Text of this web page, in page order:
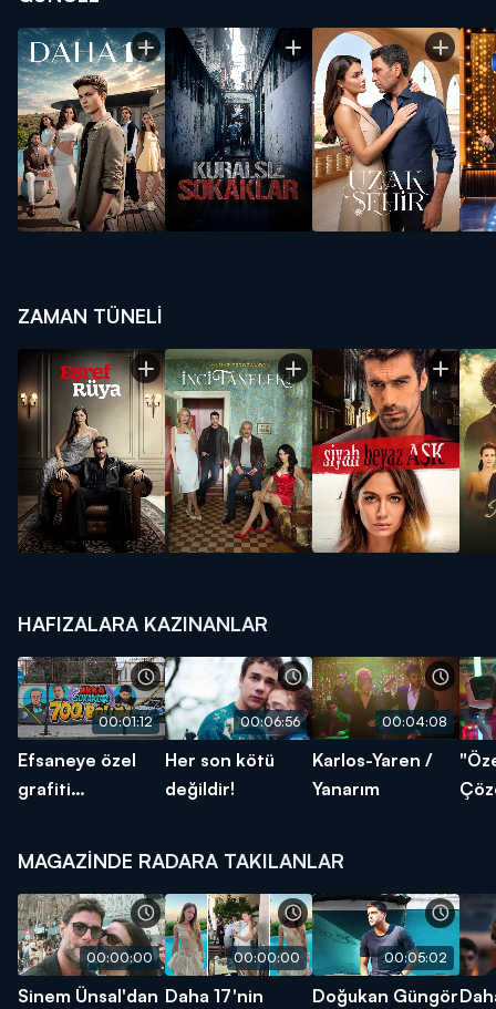
ZAMAN TÜNELİ
HAFIZALARA KAZINANLAR
00:01:12
Efsaneye özel
grafiti
00:06:56
Her son kötü
değildir!
00:04:08
Karlos-Yaren /
Yanarım
MAGAZİNDE RADARA TAKILANLAR
00:00:00
Sinem Ünsal'dan
00:00:00
Daha 17'nin
00:05:02
Doğukan Güngör